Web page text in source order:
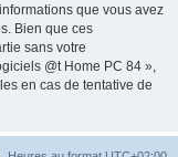
que vous avez
Bien que ces
sans votre
@t Home PC 84 »,
en cas de tentative de